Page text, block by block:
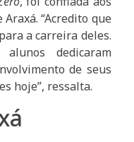
“Acredito que
a carreira deles.
dedicaram
de seus
hoje”, ressalta.